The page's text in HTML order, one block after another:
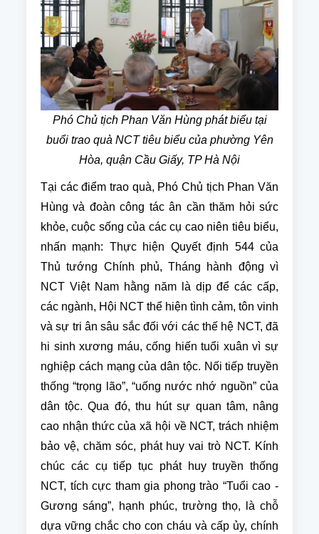
Phó Chủ tịch Phan Văn Hùng phát biểu tại
buổi trao quà NCT tiêu biểu của phường Yên
Hòa, quận Cầu Giấy, TP Hà Nội
Tại các điểm trao quà, Phó Chủ tịch Phan Văn
Hùng và đoàn công tác ân cần thăm hỏi sức
khỏe, cuộc sống của các cụ cao niên tiêu biểu,
nhấn mạnh: Thực hiện Quyết định 544 của
Thủ tướng Chính phủ, Tháng hành động vì
NCT Việt Nam hằng năm là dịp để các cấp,
các ngành, Hội NCT thể hiện tình cảm, tôn vinh
và sự tri ân sâu sắc đối với các thế hệ NCT, đã
hi sinh xương máu, cống hiến tuổi xuân vì sự
nghiệp cách mạng của dân tộc. Nối tiếp truyền
thống “trọng lão”, “uống nước nhớ nguồn” của
dân tộc. Qua đó, thu hút sự quan tâm, nâng
cao nhận thức của xã hội về NCT, trách nhiệm
bảo vệ, chăm sóc, phát huy vai trò NCT. Kính
chúc các cụ tiếp tục phát huy truyền thống
NCT, tích cực tham gia phong trào “Tuổi cao -
Gương sáng”, hạnh phúc, trường thọ, là chỗ
dựa vững chắc cho con cháu và cấp ủy, chính